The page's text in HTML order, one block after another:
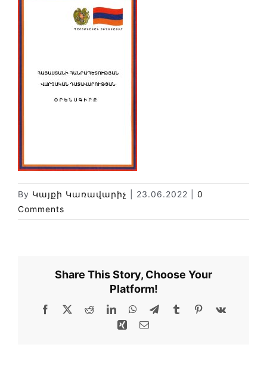
Փորձաքննությունների տեսակները
Նորություններ
Կայքի քարտեզ
By Կայքի Կառավարիչ 23.06.2022
0
Comments
Share This Story, Choose Your
Platform!
Facebook Reddit LinkedInWhatsAppTelegram
TumblrPinterest
Xing